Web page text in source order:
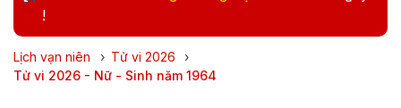
!
Lịch vạn niên › Tử vi 2026
›
Tử vi 2026 - Nữ - Sinh năm 1964